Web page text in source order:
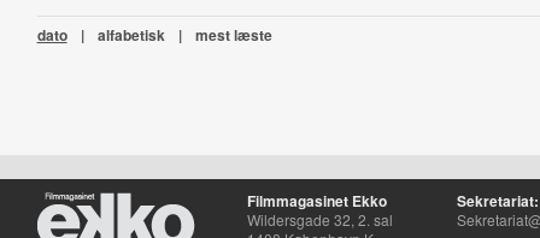
dato | alfabetisk | mest læste
Filmmagasinet Ekko
Wildersgade 32, 2. sal
Sekretariat: